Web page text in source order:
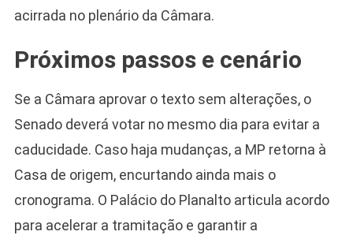
acirrada no plenário da Câmara.
Próximos passos e cenário
Se a Câmara aprovar o texto sem alterações, o
Senado deverá votar no mesmo dia para evitar a
caducidade. Caso haja mudanças, a MP retorna à
Casa de origem, encurtando ainda mais o
cronograma. O Palácio do Planalto articula acordo
para acelerar a tramitação e garantir a